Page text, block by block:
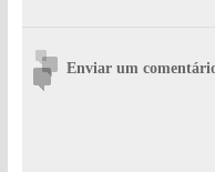
Enviar um